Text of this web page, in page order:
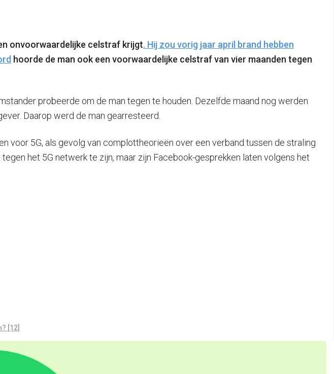
onvoorwaardelijke celstraf krijgt. Hij zou vorig jaar april brand hebben
hoorde de man ook een voorwaardelijke celstraf van vier maanden tegen
probeerde om de man tegen te houden. Dezelfde maand nog werden
Daarop werd de man gearresteerd.
voor 5G, als gevolg van complottheorieën over een verband tussen de straling
het 5G netwerk te zijn, maar zijn Facebook-gesprekken laten volgens het
[12]